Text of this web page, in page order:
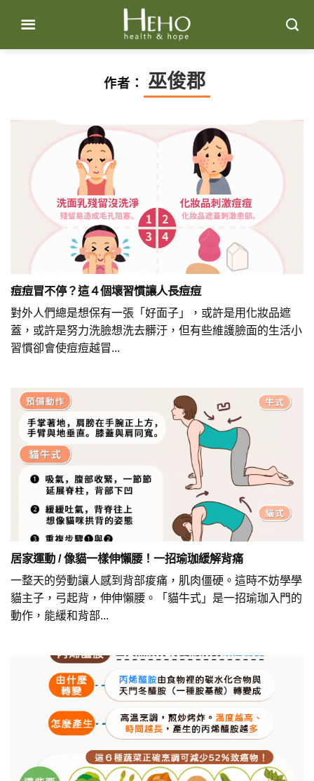
content
作者： 巫俊郡
痘痘冒不停？這４個壞習慣讓人長痘痘
對外人們總是想保有一張「好面子」，或許是用化妝品遮
蓋，或許是努力洗臉想洗去髒汙，但有些維護臉面的生活小
習慣卻會使痘痘越冒...
居家運動 / 像貓一樣伸懶腰！一招瑜珈緩解背痛
一整天的勞動讓人感到背部痠痛，肌肉僵硬。這時不妨學學
貓主子，弓起背，伸伸懶腰。「貓牛式」是一招瑜珈入門的
動作，能緩和背部...